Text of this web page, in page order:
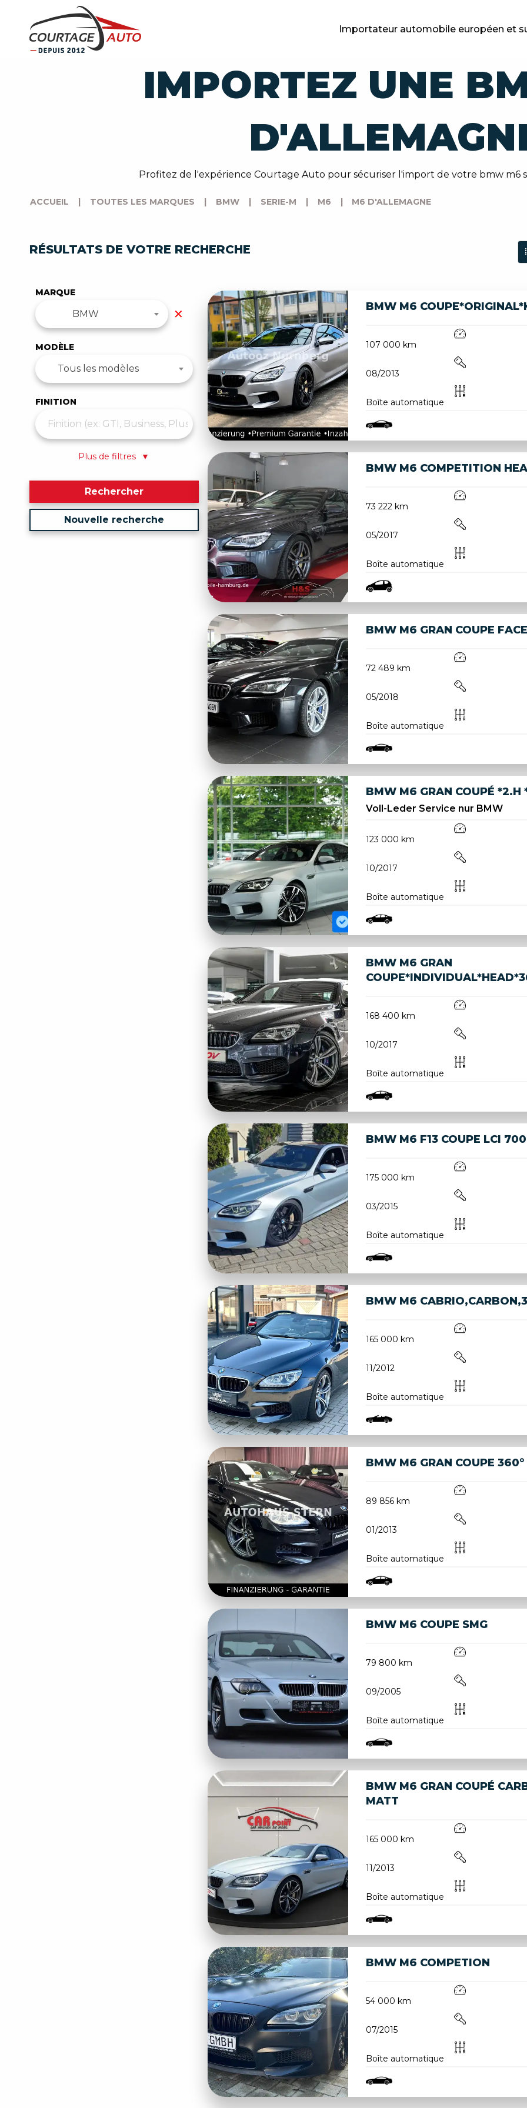
Importateur automobile européen et
IMPORTEZ UNE
Profitez de l'expérience Courtage Auto pour sécuriser l'import de votre bmw m6
ACCUEIL | TOUTES LES MARQUES | BMW | SERIE-M | M6 | M6 D'ALLEMAGNE
RÉSULTATS DE VOTRE RECHERCHE
MARQUE
BMW ✕
MODÈLE
Tous les modèles
FINITION
Plus de filtres ▼
Rechercher
Nouvelle recherche
BMW M6
107 000 km
08/2013
Boîte automatique
BMW M6 COMPETITION
73 222 km
05/2017
Boîte automatique
BMW M6 GRAN COUPE
72 489 km
05/2018
Boîte automatique
BMW M6 GRAN COUPÉ *2.H
Voll-Leder Service nur BMW
123 000 km
10/2017
Boîte automatique
BMW M6 GRAN
168 400 km
10/2017
Boîte automatique
BMW M6 F13 COUPE LCI
175 000 km
03/2015
Boîte automatique
BMW M6
165 000 km
11/2012
Boîte automatique
BMW M6 GRAN COUPE 360°
89 856 km
01/2013
Boîte automatique
BMW M6 COUPE SMG
79 800 km
09/2005
Boîte automatique
BMW M6 GRAN COUPÉ
MATT
165 000 km
11/2013
Boîte automatique
BMW M6 COMPETION
54 000 km
07/2015
Boîte automatique